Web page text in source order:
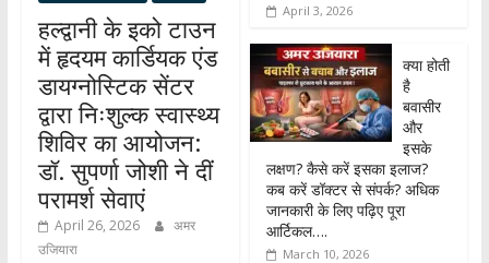
हल्द्वानी के इको टाउन
में हृदयम कार्डियक एंड
डायग्नोस्टिक सेंटर
द्वारा निःशुल्क स्वास्थ्य
शिविर का आयोजन:
डॉ. सुपर्णा जोशी ने दीं
परामर्श सेवाएं
April 26, 2026
अमर
उजियारा
April 3, 2026
क्या होती
है
बवासीर
और
इसके
लक्षण? कैसे करें इसका इलाज?
कब करें डॉक्टर से संपर्क? अधिक
जानकारी के लिए पढ़िए पूरा
आर्टिकल….
March 10, 2026